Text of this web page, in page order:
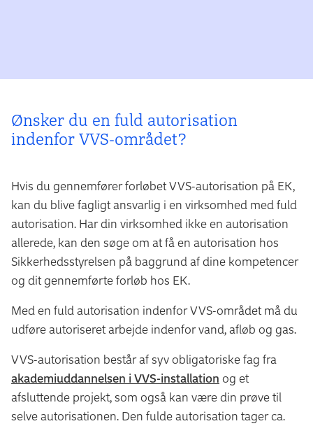
Ønsker du en fuld autorisation
indenfor VVS-området?
Hvis du gennemfører forløbet VVS-autorisation på EK,
kan du blive fagligt ansvarlig i en virksomhed med fuld
autorisation. Har din virksomhed ikke en autorisation
allerede, kan den søge om at få en autorisation hos
Sikkerhedsstyrelsen på baggrund af dine kompetencer
og dit gennemførte forløb hos EK.
Med en fuld autorisation indenfor VVS-området må du
udføre autoriseret arbejde indenfor vand, afløb og gas.
VVS-autorisation består af syv obligatoriske fag fra
akademiuddannelsen i VVS-installation og et
afsluttende projekt, som også kan være din prøve til
selve autorisationen. Den fulde autorisation tager ca.